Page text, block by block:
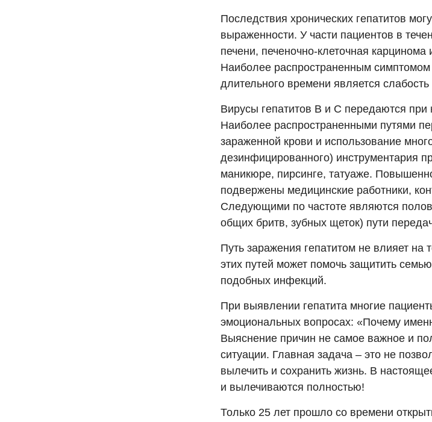
Последствия хронических гепатитов
выраженности. У части пациентов в
печени, печеночно-клеточная карцинома
Наиболее распространенным симптомом
длительного времени является слабость
Вирусы гепатитов В и С передаются при
Наиболее распространенными путями
зараженной крови и использование
дезинфицированного) инструментария
маникюре, пирсинге, татуаже.
подвержены медицинские работники,
Следующими по частоте являются
общих бритв, зубных щеток) пути
Путь заражения гепатитом не влияет на
этих путей может помочь защитить
подобных инфекций.
При выявлении гепатита многие
эмоциональных вопросах: «Почему
Выяснение причин не самое важное и
ситуации. Главная задача – это не
вылечить и сохранить жизнь. В
и вылечиваются полностью!
Только 25 лет прошло со времени